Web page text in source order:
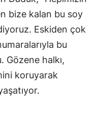
bize kalan bu soy
Eskiden çok
bu
Gözene halkı,
koruyarak